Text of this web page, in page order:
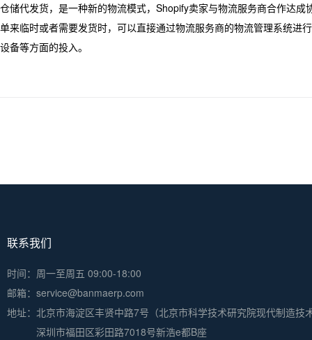
仓储代发货，是一种新的物流模式，Shopify卖家与物流服务商合作达
单来临时或者需要发货时，可以直接通过物流服务商的物流管理系统
设备等方面的投入。
联系我们
时间：周一至周五 09:00-18:00
邮箱：service@banmaerp.com
地址： 北京市海淀区丰贤中路7号（北京市科学技术研究院现代制造技
深圳市福田区彩田路7018号新浩e都B座